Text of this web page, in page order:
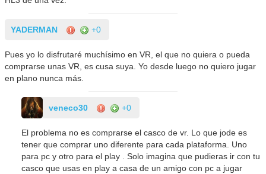
YADERMAN +0
Pues yo lo disfrutaré muchísimo en VR, el que no quiera o pueda
comprarse unas VR, es cusa suya. Yo desde luego no quiero jugar
en plano nunca más.
veneco30 +0
El problema no es comprarse el casco de vr. Lo que jode es
tener que comprar uno diferente para cada plataforma. Uno
para pc y otro para el play . Solo imagina que pudieras ir con tu
casco que usas en play a casa de un amigo con pc a jugar